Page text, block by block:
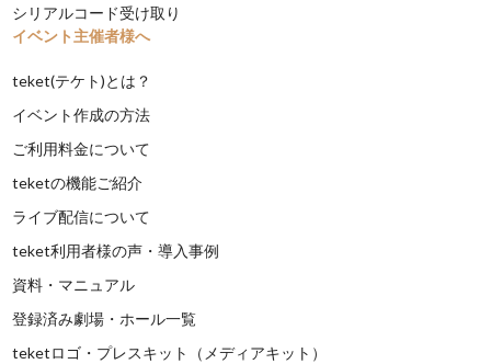
シリアルコード受け取り
イベント主催者様へ
teket(テケト)とは？
イベント作成の方法
ご利用料金について
teketの機能ご紹介
ライブ配信について
teket利用者様の声・導入事例
資料・マニュアル
登録済み劇場・ホール一覧
teketロゴ・プレスキット（メディアキット）